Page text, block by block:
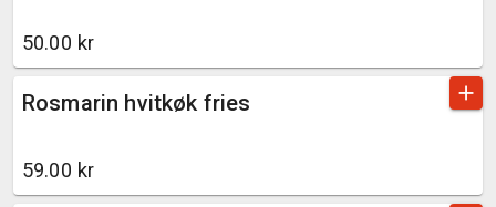
50.00 kr
Rosmarin hvitkøk fries
59.00 kr
add